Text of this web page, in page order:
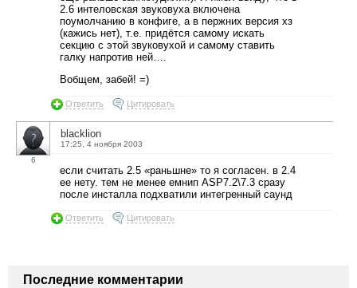
2.6 интеловская звуковуха включена
поумолчанию в конфиге, а в пержних версия хз
(кажись нет), т.е. придётся самому искать
секцию с этой звуковухой и самому ставить
галку напротив ней….
Вобщем, забей! =)
Ответить Цитировать
6
blacklion
17:25, 4 ноября 2003
если считать 2.5 «раньшне» то я согласен. в 2.4
ее нету. тем не менее емнип ASP7.2\7.3 сразу
после инсталла подхватили интегренный саунд
Ответить Цитировать
Последние комментарии